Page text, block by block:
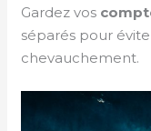
Gardez vos
séparés pour
chevauchement.